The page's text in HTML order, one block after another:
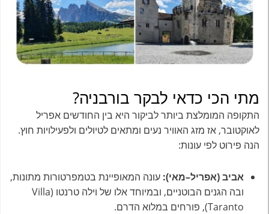
מתי הכי כדאי לבקר בורבניה?
התקופה המומלצת ביותר לביקור היא בין החודשים אפריל
לאוקטובר, אז מזג האוויר נעים ומתאים לטיולים ולפעילויות חוץ.
הנה פירוט לפי עונות:
אביב (אפריל–מאי): עונה המאופיינת בטמפרטורות מתונות,
ובה הגנים הבוטניים, ובמיוחד אלו של וילה טרנטו (Villa
Taranto), פורחים במלוא הדרם.